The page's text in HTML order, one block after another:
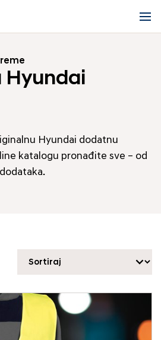
Hyundai
Hyundai dodatnu
katalogu pronađite sve – od